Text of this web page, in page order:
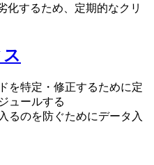
化するため、定期的なクリ
を特定・修正するために定
ュールする
るのを防ぐためにデータ入